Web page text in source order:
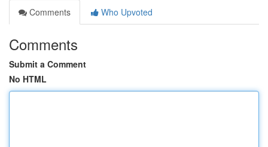
Comments
Who Upvoted
Comments
Submit a Comment
No HTML